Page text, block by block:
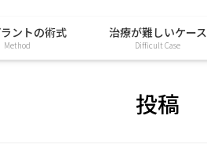
ントの術式
Method
治療が難しいケース
Difficult Case
投稿